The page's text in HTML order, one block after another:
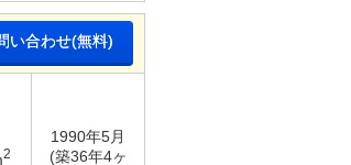
い合わせ(無料)
2
1990年5月
(築36年4ヶ